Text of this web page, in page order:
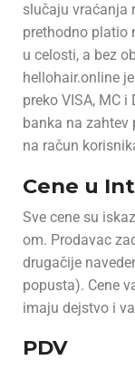
slučaju vraćanja
prethodno platio
u celosti, a bez
hellohair.online
preko VISA, MC
banka na
na račun
Cene u
Sve cene su
om. Prodavac
drugačije
popusta). Cene
imaju dejstvo i
PDV